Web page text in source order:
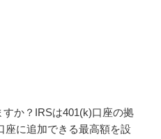
か？IRSは401(k)口座の拠
座に追加できる最高額を設